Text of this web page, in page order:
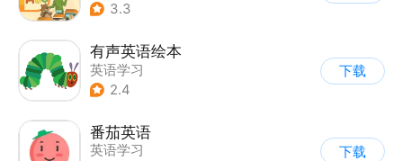
3.3
有声英语绘本
英语学习
2.4
下载
番茄英语
英语学习
下载